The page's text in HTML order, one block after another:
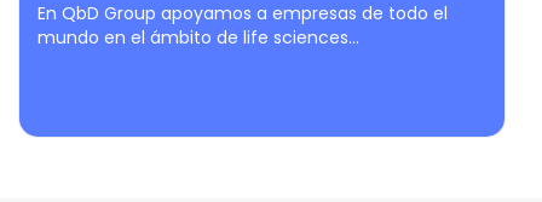
En QbD Group apoyamos a empresas de todo el
mundo en el ámbito de life sciences...